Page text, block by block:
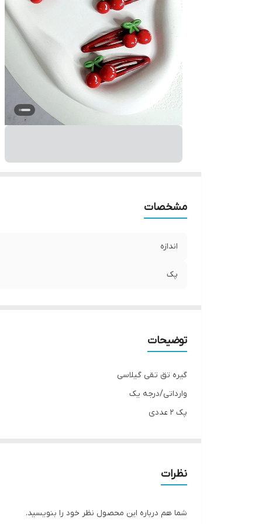
مشخصات
اندازه
پک
توضیحات
گیره تق تقی گیلاسی
وارداتی/درجه یک
پک 2 عددی
نظرات
شما هم درباره این محصول نظر خود را بنویسید.